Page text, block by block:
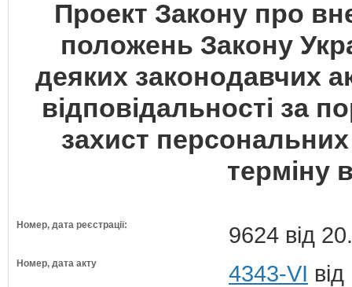
Проект Закону про
положень Закону
деяких законодавчих
відповідальності за
захист
терміну
Номер, дата реєстрації: 9624 від
Номер, дата акту 4343-VI